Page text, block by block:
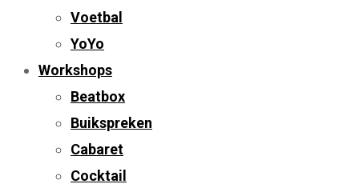
Voetbal
YoYo
Workshops
Beatbox
Buikspreken
Cabaret
Cocktail